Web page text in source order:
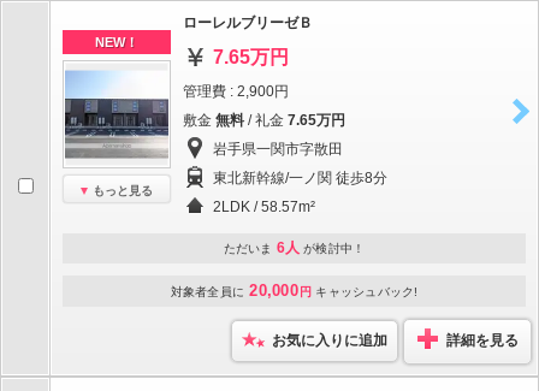
NEW！
もっと見る
ローレルブリーゼＢ
7.65万円
管理費 : 2,900円
敷金 無料 / 礼金 7.65万円
岩手県一関市字散田
東北新幹線/一ノ関 徒歩8分
2LDK / 58.57m²
ただいま 6人 が検討中！
対象者全員に 20,000 円 キャッシュバック!
お気に入りに追加 詳細を見る